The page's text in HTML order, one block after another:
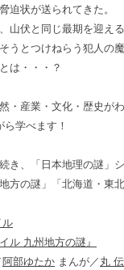
迫状が送られてきた。
山伏と同じ最期を迎え
うとつけねらう犯人の
は・・・？
・産業・文化・歴史が
学べます！
き、「日本地理の謎」
方の謎」「北海道・
ル
ル 九州地方の謎』
阿部ゆたか まんが／ 丸